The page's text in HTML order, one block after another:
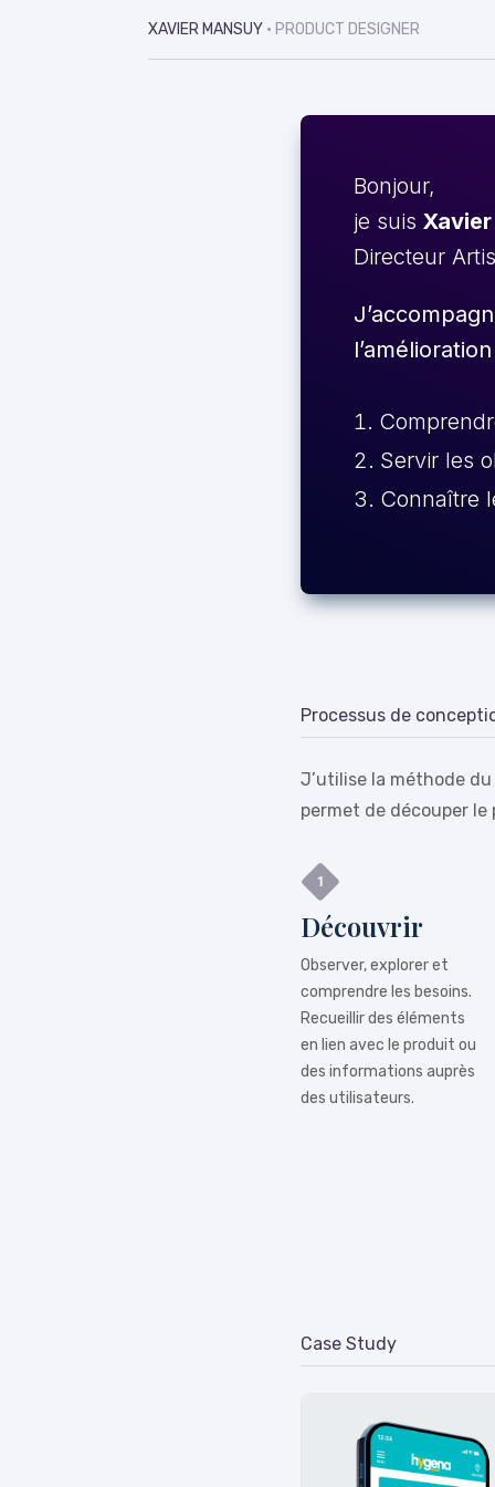
XAVIER MANSUY • PRODUCT DESIGNER
Bonjour,
je suis
Directeur
Servir les
Connaître
Processus de
J’utilise la méthode
permet de découper
Découvrir
Observer, explorer et
comprendre les besoins.
Recueillir des éléments
en lien avec le produit ou
des informations auprès
des utilisateurs.
Case Study